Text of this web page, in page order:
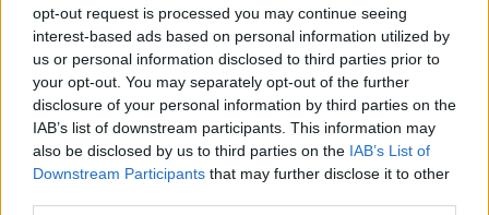
opt-out request is processed you may continue seeing
interest-based ads based on personal information utilized by
us or personal information disclosed to third parties prior to
your opt-out. You may separately opt-out of the further
disclosure of your personal information by third parties on the
IAB’s list of downstream participants. This information may
also be disclosed by us to third parties on the IAB’s List of
Downstream Participants that may further disclose it to other
Látlelet a hazai víziközművekről?
Egyetlen, fél évszázados vezetéken
múlt Bicske vízellátása
Épített öröksége megújításával is készül